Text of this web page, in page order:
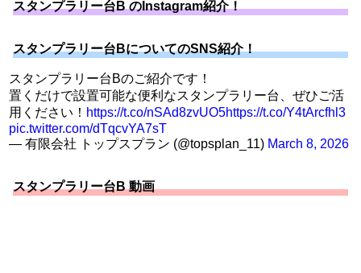
スタンプラリー台B のInstagram紹介！
スタンプラリー台BについてのSNS紹介！
スタンプラリー台Bのご紹介です！
置くだけで設置可能な便利なスタンプラリー台、ぜひご活
用ください！ https://t.co/nSAd8zvUO5https://t.co/Y4tArcfhl3
pic.twitter.com/dTqcvYA7sT
— 有限会社 トップスプラン (@topsplan_11) March 8, 2026
スタンプラリー台B 動画